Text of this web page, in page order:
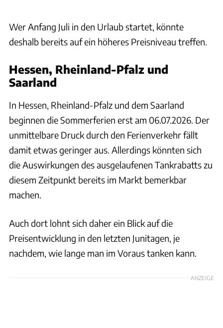
Wer Anfang Juli in den Urlaub startet, könnte
deshalb bereits auf ein höheres Preisniveau treffen.
Hessen, Rheinland-Pfalz und
Saarland
In Hessen, Rheinland-Pfalz und dem Saarland
beginnen die Sommerferien erst am 06.07.2026. Der
unmittelbare Druck durch den Ferienverkehr fällt
damit etwas geringer aus. Allerdings könnten sich
die Auswirkungen des ausgelaufenen Tankrabatts zu
diesem Zeitpunkt bereits im Markt bemerkbar
machen.
Auch dort lohnt sich daher ein Blick auf die
Preisentwicklung in den letzten Junitagen, je
nachdem, wie lange man im Voraus tanken kann.
ANZEIGE